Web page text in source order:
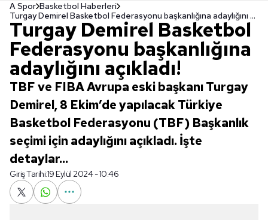
A Spor Basketbol Haberleri
Turgay Demirel Basketbol Federasyonu başkanlığına adaylığını açıkladı!
Turgay Demirel Basketbol
Federasyonu başkanlığına
adaylığını açıkladı!
TBF ve FIBA Avrupa eski başkanı Turgay
Demirel, 8 Ekim’de yapılacak Türkiye
Basketbol Federasyonu (TBF) Başkanlık
seçimi için adaylığını açıkladı. İşte
detaylar...
Giriş Tarihi:19 Eylül 2024 - 10:46